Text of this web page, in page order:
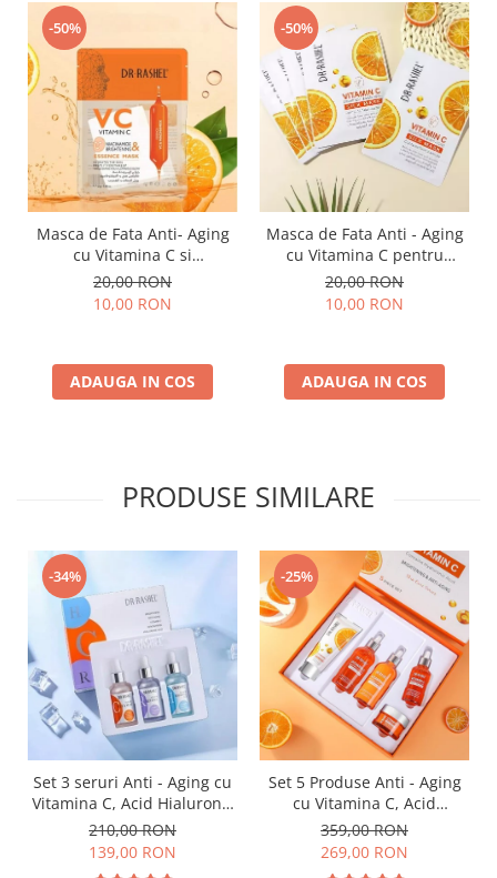
-50%
Masca de Fata Anti- Aging
cu Vitamina C si
Niacinamide pentru
Luminozitate 1 buc x 25 g -
Dr. Rashel VC Vitamin C
Essence Mask
20,00 RON
10,00 RON
ADAUGA IN COS
-50%
Masca de Fata Anti - Aging
cu Vitamina C pentru
Luminozitate 1 buc x 28g -
Dr. Rashel Vitamin C
Brightening & Anti-Aging
20,00 RON
10,00 RON
ADAUGA IN COS
PRODUSE SIMILARE
-34%
Set 3 seruri Anti - Aging cu
Vitamina C, Acid Hialuronic
si Retinol - Dr. Rashel Facial
Serum pack
210,00 RON
139,00 RON
-25%
Set 5 Produse Anti - Aging
cu Vitamina C, Acid
Hialuronic si Niacinamide
pentru Luminozitate - Dr.
Rashel Skin Care
359,00 RON
269,00 RON